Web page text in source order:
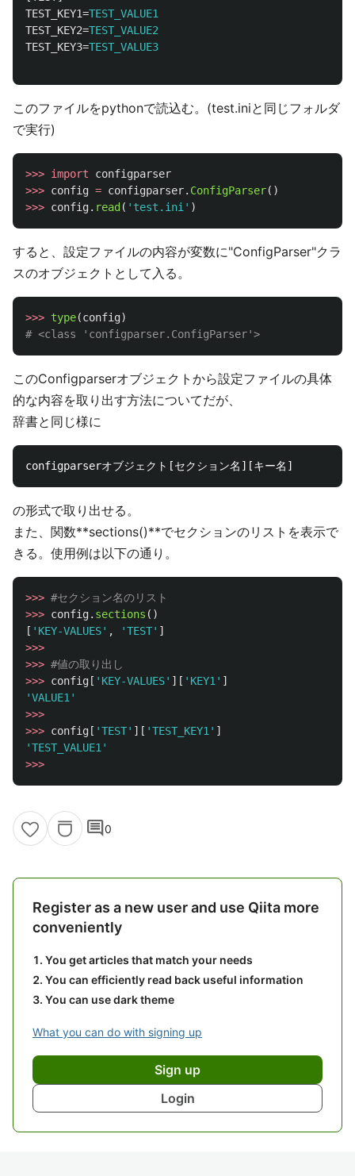
TEST_KEY1=TEST_VALUE1
TEST_KEY2=TEST_VALUE2
TEST_KEY3=TEST_VALUE3
このファイルをpythonで読込む。(test.iniと同じフォルダ
で実行)
>>> import
configparser
>>> config = configparser. ConfigParser()
>>> config. read ( ' test.ini ' )
すると、設定ファイルの内容が変数に"ConfigParser"クラ
スのオブジェクトとして入る。
>>> type(config)
このConfigparserオブジェクトから設定ファイルの具体
的な内容を取り出す方法についてだが、
辞書と同じ様に
の形式で取り出せる。
また、関数**sections()**でセクションのリストを表示で
きる。使用例は以下の通り。
>>>
>>> config. sections ()
[ ' KEY-VALUES' , 'TEST' ]
>>>
>>>
>>> config [ ' KEY-VALUES' ][ ' KEY1 ' ]
'VALUE1 '
>>>
>>> config [ 'TEST' ][ 'TEST_KEY1 ' ]
'TEST_VALUE1 '
>>>
comment0
Register as a new user and use Qiita more
conveniently
You get articles that match your needs
You can efficiently read back useful information
You can use dark theme
What you can do with signing up
Sign up
Login